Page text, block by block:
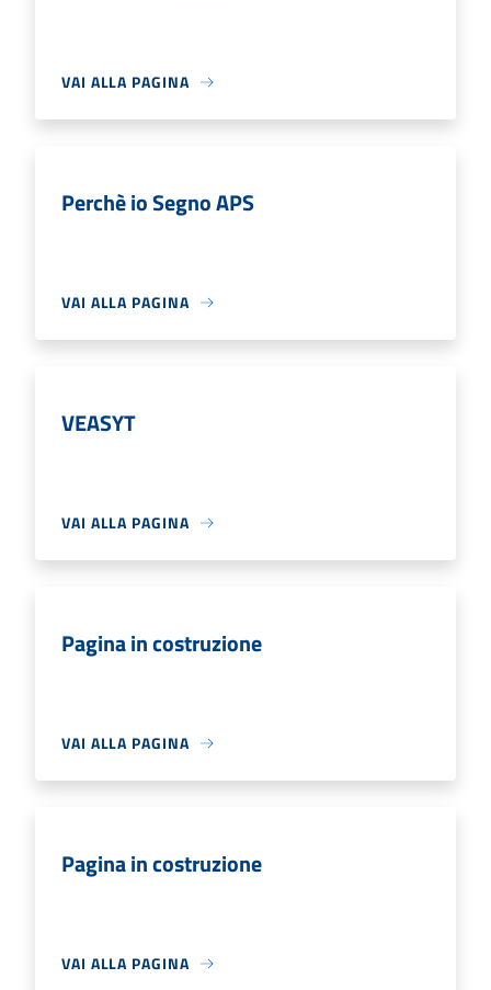
VAI ALLA PAGINA
Perchè io Segno APS
VAI ALLA PAGINA
VEASYT
VAI ALLA PAGINA
Pagina in costruzione
VAI ALLA PAGINA
Pagina in costruzione
VAI ALLA PAGINA